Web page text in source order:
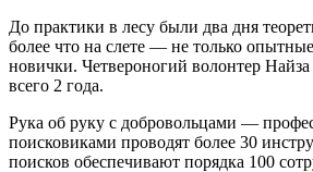
До практики в лесу были два дня
более что на слете — не только
новички. Четвероногий волонтер
всего 2 года.
Рука об руку с добровольцами —
поисковиками проводят более 30
поисков обеспечивают порядка 100